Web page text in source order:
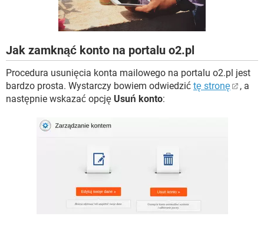
Jak zamknąć konto na portalu o2.pl
Procedura usunięcia konta mailowego na portalu o2.pl jest
bardzo prosta. Wystarczy bowiem odwiedzić tę stronę
, a
następnie wskazać opcję Usuń konto: